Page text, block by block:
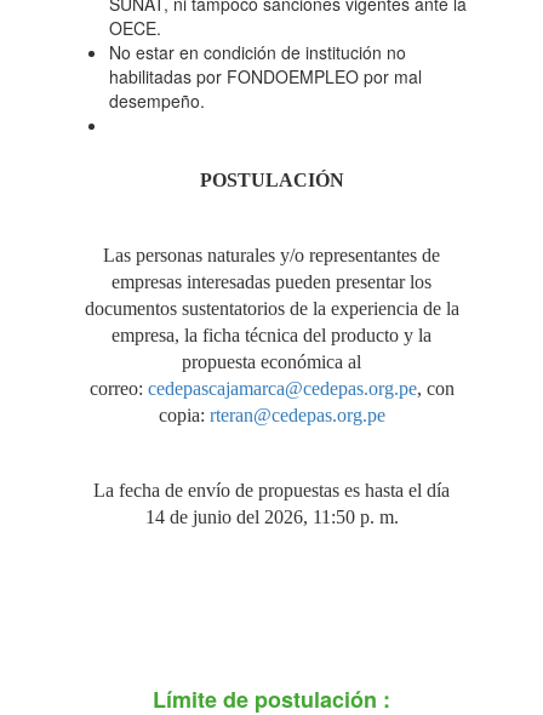
OECE.
No estar en condición de institución no
habilitadas por FONDOEMPLEO por mal
desempeño.
POSTULACIÓN
Las personas naturales y/o representantes de
empresas interesadas pueden presentar los
documentos sustentatorios de la experiencia de la
empresa, la ficha técnica del producto y la
propuesta económica al
correo: cedepascajamarca@cedepas.org.pe, con
copia: rteran@cedepas.org.pe
La fecha de envío de propuestas es hasta el día
14 de junio del 2026, 11:50 p. m.
Límite de postulación :